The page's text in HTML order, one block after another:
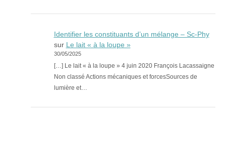
Identifier les constituants d’un mélange – Sc-Phy
sur Le lait « à la loupe »
30/05/2025
[…] Le lait « à la loupe » 4 juin 2020 François Lacassaigne
Non classé Actions mécaniques et forcesSources de
lumière et…